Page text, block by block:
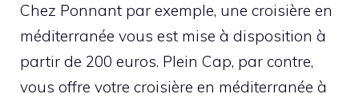
Chez Ponnant par exemple, une croisière en
méditerranée vous est mise à disposition à
partir de 200 euros. Plein Cap, par contre,
vous offre votre croisière en méditerranée à